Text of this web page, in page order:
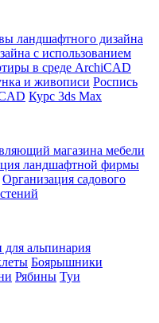
ландшафтного дизайна
с использованием
в среде ArchiCAD
и живописи Роспись
Курс 3ds Max
магазина мебели
ландшафтной фирмы
Организация садового
для альпинария
Боярышники
Рябины Туи